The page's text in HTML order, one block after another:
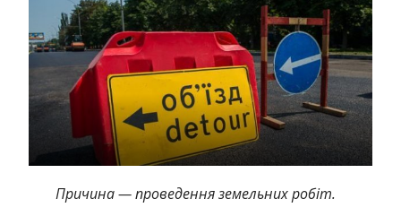
Причина — проведення земельних робіт.